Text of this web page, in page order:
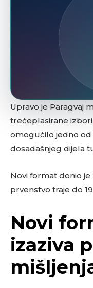
Upravo je Paragvaj
trećeplasirane
omogućilo jedno od
dosadašnjeg dijela
Novi format donio
prvenstvo traje do
Novi
izaziva